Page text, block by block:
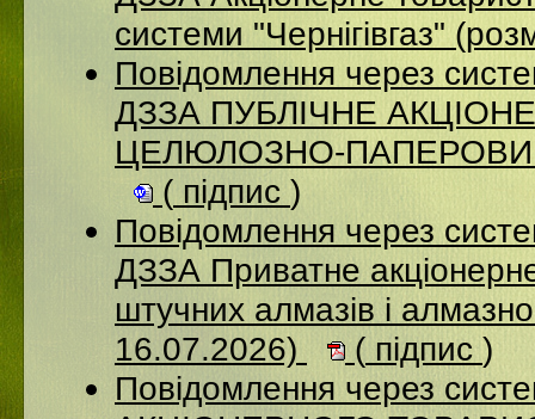
системи "Чернігівгаз"
Повідомлення через
ДЗЗА ПУБЛІЧНЕ
ЦЕЛЮЛОЗНО-ПАПЕРОВИЙ
( підпис )
Повідомлення через
ДЗЗА Приватне
штучних алмазів і
16.07.2026)
( підпис)
Повідомлення через